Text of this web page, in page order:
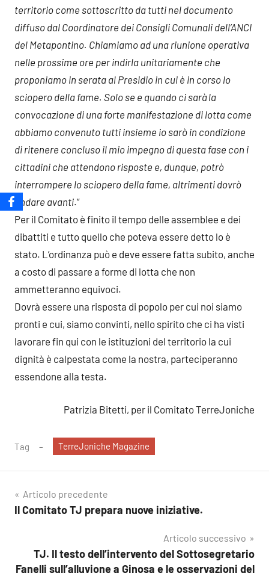
territorio come sottoscritto da tutti nel documento
diffuso dal Coordinatore dei Consigli Comunali dell’ANCI
del Metapontino. Chiamiamo ad una riunione operativa
nelle prossime ore per indirla unitariamente che
proponiamo in serata al Presidio in cui è in corso lo
sciopero della fame. Solo se e quando ci sarà la
convocazione di una forte manifestazione di lotta come
abbiamo convenuto tutti insieme io sarò in condizione
di ritenere concluso il mio impegno di questa fase con i
cittadini che attendono risposte e, dunque, potrò
interrompere lo sciopero della fame, altrimenti dovrò
andare avanti.”
Per il Comitato è finito il tempo delle assemblee e dei
dibattiti e tutto quello che poteva essere detto lo è
stato. L’ordinanza può e deve essere fatta subito, anche
a costo di passare a forme di lotta che non
ammetteranno equivoci.
Dovrà essere una risposta di popolo per cui noi siamo
pronti e cui, siamo convinti, nello spirito che ci ha visti
lavorare fin qui con le istituzioni del territorio la cui
dignità è calpestata come la nostra, parteciperanno
essendone alla testa.
Patrizia Bitetti, per il Comitato TerreJoniche
Tag TerreJoniche Magazine
Navigazione
articoli
Articolo precedente
Il Comitato TJ prepara nuove iniziative.
Articolo successivo
TJ. Il testo dell’intervento del Sottosegretario
Fanelli sull’alluvione a Ginosa e le osservazioni del